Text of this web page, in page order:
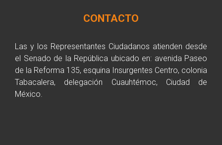
CONTACTO
Las y los Representantes Ciudadanos atienden desde
el Senado de la República ubicado en: avenida Paseo
de la Reforma 135, esquina Insurgentes Centro, colonia
Tabacalera, delegación Cuauhtémoc, Ciudad de
México.